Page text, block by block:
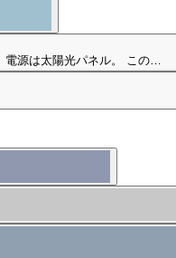
源は太陽光パネル。 この…